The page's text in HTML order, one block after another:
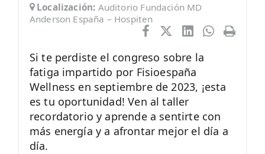
Localización: Auditorio Fundación MD
Anderson España – Hospiten
Si te perdiste el congreso sobre la
fatiga impartido por Fisioespaña
Wellness en septiembre de 2023, ¡esta
es tu oportunidad! Ven al taller
recordatorio y aprende a sentirte con
más energía y a afrontar mejor el día a
día.